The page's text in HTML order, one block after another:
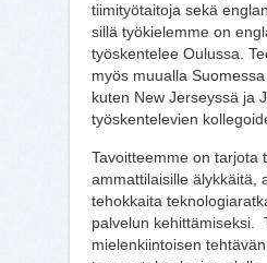
tiimityötaitoja sekä
sillä työkielemme on
työskentelee Oulussa.
myös muualla
kuten New Jerseyssä ja
työskentelevien
Tavoitteemme on tarjota
ammattilaisille älykkäitä,
tehokkaita
palvelun kehittämiseksi.
mielenkiintoisen